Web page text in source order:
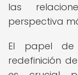
las
perspectiva
El papel
redefinición